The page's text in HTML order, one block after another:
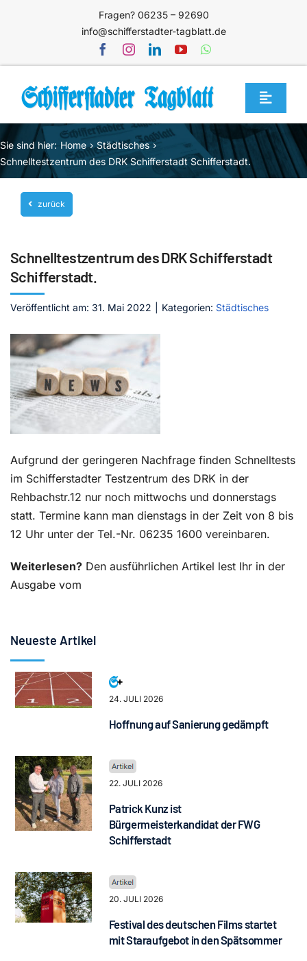
Fragen? 06235 – 92690
info@schifferstadter-tagblatt.de
Toggle
Home
Themen
Blog
Unternehmen
Mediathek
Jetzt abonnieren
Sie sind hier: Home
Städtisches
Schnelltestzentrum des DRK Schifferstadt Schifferstadt.
zurück
Schnelltestzentrum des DRK Schifferstadt
Schifferstadt.
Veröffentlicht am: 31. Mai 2022 Kategorien: Städtisches
Aufgrund der geringeren Nachfrage finden Schnelltests
im Schifferstadter Testzentrum des DRK in der
Rehbachstr.12 nur noch mittwochs und donnerstags
statt. Termine kann man dienstags in der Zeit von 8 bis
12 Uhr unter der Tel.-Nr. 06235 1600 vereinbaren.
Weiterlesen? Den ausführlichen Artikel lest Ihr in der
Ausgabe vom
Neueste Artikel
24. JULI 2026
Hoffnung auf Sanierung gedämpft
22. JULI 2026
Patrick Kunz ist
Bürgermeisterkandidat der FWG
Schifferstadt
20. JULI 2026
Festival des deutschen Films startet
mit Staraufgebot in den Spätsommer